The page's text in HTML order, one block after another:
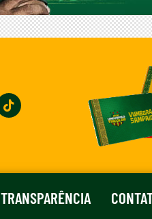
TRANSPARÊNCIA